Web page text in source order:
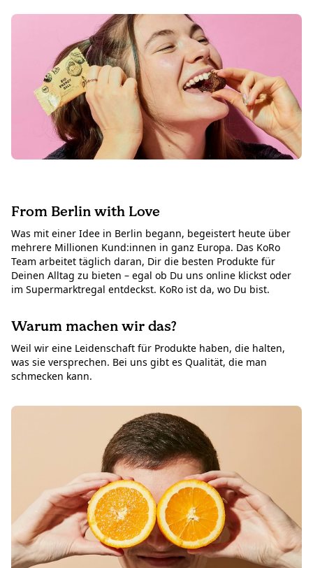
From Berlin with Love
Was mit einer Idee in Berlin begann, begeistert heute über
mehrere Millionen Kund:innen in ganz Europa. Das KoRo
Team arbeitet täglich daran, Dir die besten Produkte für
Deinen Alltag zu bieten – egal ob Du uns online klickst oder
im Supermarktregal entdeckst. KoRo ist da, wo Du bist.
Warum machen wir das?
Weil wir eine Leidenschaft für Produkte haben, die halten,
was sie versprechen. Bei uns gibt es Qualität, die man
schmecken kann.